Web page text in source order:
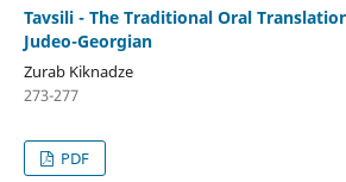
Tavsili - The Traditional Oral
Judeo-Georgian
Zurab Kiknadze
273-277
PDF